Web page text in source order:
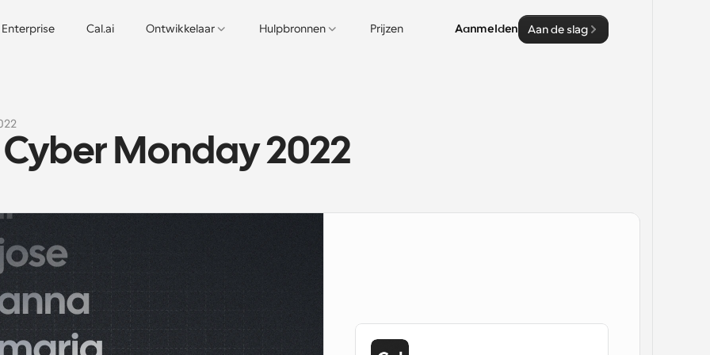
Enterprise Cal.ai Ontwikkelaar Hulpbronnen Prijzen Aanmelden Aan de slag
Monday 2022